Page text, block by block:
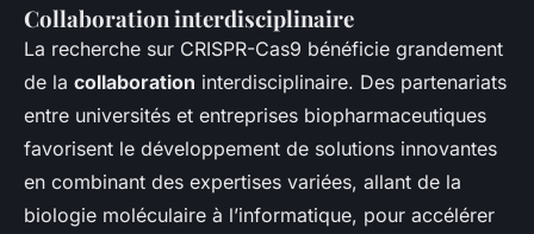
Collaboration interdisciplinaire
La recherche sur CRISPR-Cas9 bénéficie grandement
de la collaboration interdisciplinaire. Des partenariats
entre universités et entreprises biopharmaceutiques
favorisent le développement de solutions innovantes
en combinant des expertises variées, allant de la
biologie moléculaire à l’informatique, pour accélérer